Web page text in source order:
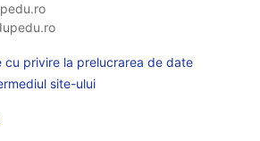
cu privire la prelucrarea de date
site-ului